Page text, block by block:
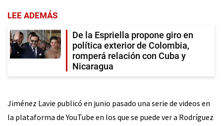
LEE ADEMÁS
De la Espriella propone giro en
política exterior de Colombia,
romperá relación con Cuba y
Nicaragua
Jiménez Lavie publicó en junio pasado una serie de videos en
la plataforma de YouTube en los que se puede ver a Rodríguez